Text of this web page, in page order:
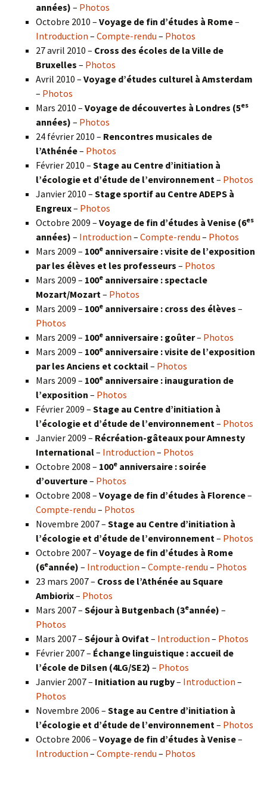
années) – Photos
Octobre 2010 – Voyage de fin d’études à Rome–
Introduction – Compte-rendu – Photos
27 avril 2010 – Cross des écoles de la Ville de
Bruxelles – Photos
Avril 2010 – Voyage d’études culturel à Amsterdam
– Photos
Mars 2010 – Voyage de découvertes à Londres (5es
années) – Photos
24 février 2010 – Rencontres musicales de
l’Athénée– Photos
Février 2010 – Stage au Centre d’initiation à
l’écologie et d’étude de l’environnement – Photos
Janvier 2010 – Stage sportif au Centre ADEPS à
Engreux– Photos
Octobre 2009 – Voyage de fin d’études à Venise (6es
années) – Introduction – Compte-rendu – Photos
Mars 2009 – 100e anniversaire : visite de l’exposition
par les élèves et les professeurs – Photos
Mars 2009 – 100e anniversaire : spectacle
Mozart/Mozart – Photos
Mars 2009 – 100e anniversaire : cross des élèves –
Photos
Mars 2009 – 100e anniversaire : goûter– Photos
Mars 2009 – 100e anniversaire : visite de l’exposition
par les Anciens et cocktail– Photos
Mars 2009 – 100e anniversaire : inauguration de
l’exposition – Photos
Février 2009 – Stage au Centre d’initiation à
l’écologie et d’étude de l’environnement – Photos
Janvier 2009 – Récréation-gâteaux pour Amnesty
International– Introduction – Photos
Octobre 2008 – 100e anniversaire : soirée
d’ouverture– Photos
Octobre 2008 – Voyage de fin d’études à Florence–
Compte-rendu – Photos
Novembre 2007 – Stage au Centre d’initiation à
l’écologie et d’étude de l’environnement – Photos
Octobre 2007 – Voyage de fin d’études à Rome
(6eannée) – Introduction – Compte-rendu – Photos
23 mars 2007 – Cross de l’Athénée au Square
Ambiorix– Photos
Mars 2007 – Séjour à Butgenbach (3eannée) –
Photos
Mars 2007 – Séjour à Ovifat – Introduction – Photos
Février 2007 – Échange linguistique : accueil de
l’école de Dilsen (4LG/SE2) – Photos
Janvier 2007 – Initiation au rugby– Introduction –
Photos
Novembre 2006 – Stage au Centre d’initiation à
l’écologie et d’étude de l’environnement – Photos
Octobre 2006 – Voyage de fin d’études à Venise–
Introduction – Compte-rendu – Photos